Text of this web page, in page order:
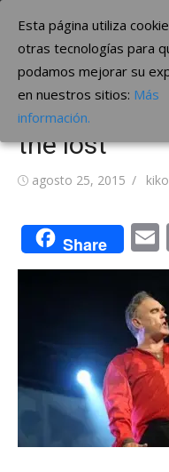
contenido
The Borderline
Morrissey
novela en
the lost’
Publicada
agosto 25, 2015
Share
Esta página utiliza
otras tecnologías para
podamos mejorar su
en nuestros sitios: Más
información.